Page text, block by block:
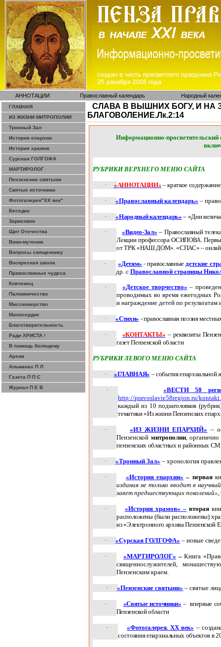
АННОТАЦИИ Православный календарь Народный
ГЛАВНАЯ
ИЗ ЖИЗНИ МИТРОПОЛИИ
Тронный Зал
История епархии
История храмов
Сурская ГОЛГОФА
МАРТИРОЛОГ
Пензенские святыни
Святые источники
Фотогалерея"ХХ век"
Беседка
Зарисовки
Щит Отечества
Воин-мученик
Вопросы священнику
Воскресная школа
Православные чудеса
Ковчежец
Паломничество
Миссионерство
Милосердие
Благотворительность
Ради ХРИСТА !
В помощь болящему
Архив
Альманах П Л
Газета П П С
Журнал П Е В
СЛАВА В ВЫШНИХ БОГУ, И НА
БЛАГОВОЛЕНИЕ.Лк.2:14
Информационно-
РУБРИКИ ВЕРХНЕГО МЕНЮ САЙТА
· «АННОТАЦИИ» – краткое
· «Православный календарь» –
· «Народный календарь» – «Дни
· «Видео-Зал» – Православный
Лекции профессора ОСИПОВА. Первый
от ТРК «НАШ ДОМ». «СПАС» –
· «Детям» -православныедетские
др.с Православной страницы
· «Детское творчество» –
проводимых во время ежегодных
и награждение детей по результатам
· «Стихи» - православная поэзия
· «КОНТАКТЫ» – реквизиты
газет Пензенской области
РУБРИКИ ЛЕВОГО МЕНЮ САЙТА
· «ГЛАВНАЯ» – события епархиальной
·
«ВЕСТИ 58
http://pravoslavie58region.ru/kontakt.
каждый из 10 подзаголовков
тематики «Из жизни Пензенских
· «ИЗ ЖИЗНИ ЕПАРХИЙ» –
Пензенской митрополии,
пензенских областных и районных
· «Тронный Зал» – хронология
· «История епархии» – первая
издания не только вводит в
завет предшествующих
· «История храмов» – вторая
расположены (были расположены)
из «Электронного архива Пензенской
· «Сурская ГОЛГОФА» – новые
· «МАРТИРОЛОГ» –Книга
священнослужителей,
Пензенским краем.
· «Пензенские святыни» – святые
· «Святые источники» – впервые
Пензенской области
· «Фотогалерея. XXвек» –
состояния епархиальных объектов в